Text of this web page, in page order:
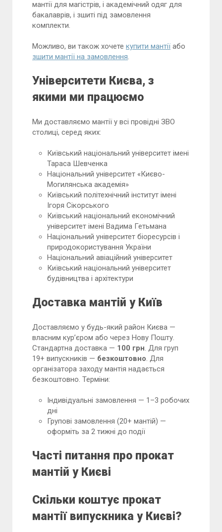
мантії для магістрів, і академічний одяг для
бакалаврів, і зшиті під замовлення
комплекти.
Можливо, ви також хочете купити мантії або
зшити мантії на замовлення.
Університети Києва, з
якими ми працюємо
Ми доставляємо мантії у всі провідні ЗВО
столиці, серед яких:
Київський національний університет імені
Тараса Шевченка
Національний університет «Києво-
Могилянська академія»
Київський політехнічний інститут імені
Ігоря Сікорського
Київський національний економічний
університет імені Вадима Гетьмана
Національний університет біоресурсів і
природокористування України
Національний авіаційний університет
Київський національний університет
будівництва і архітектури
Доставка мантій у Київ
Доставляємо у будь-який район Києва —
власним кур’єром або через Нову Пошту.
Стандартна доставка — 100 грн. Для груп
19+ випускників — безкоштовно. Для
організатора заходу мантія надається
безкоштовно. Терміни:
Індивідуальні замовлення — 1–3 робочих
дні
Групові замовлення (20+ мантій) —
оформіть за 2 тижні до події
Часті питання про прокат
мантій у Києві
Скільки коштує прокат
мантії випускника у Києві?